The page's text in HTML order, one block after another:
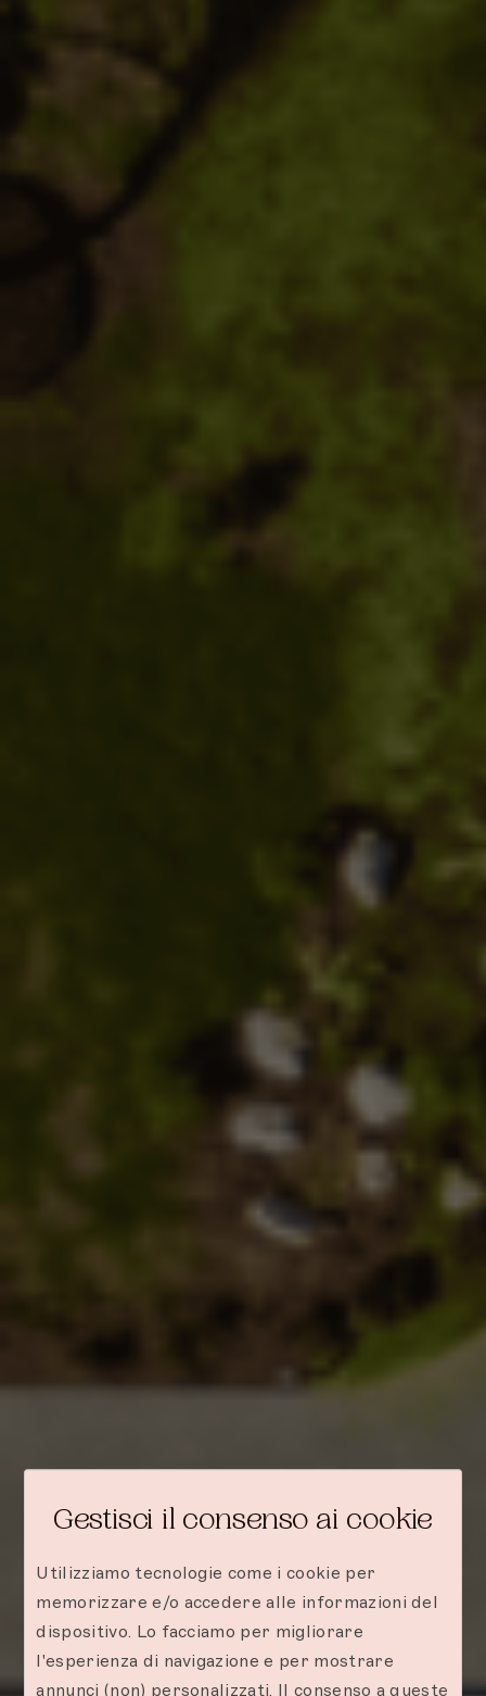
Gestisci il consenso ai cookie
Utilizziamo tecnologie come i cookie per
memorizzare e/o accedere alle informazioni del
dispositivo. Lo facciamo per migliorare
l'esperienza di navigazione e per mostrare
annunci (non) personalizzati. Il consenso a queste